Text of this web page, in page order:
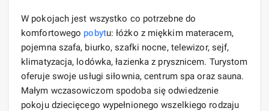
W pokojach jest wszystko co potrzebne do
komfortowego pobytu: łóżko z miękkim materacem,
pojemna szafa, biurko, szafki nocne, telewizor, sejf,
klimatyzacja, lodówka, łazienka z prysznicem. Turystom
oferuje swoje usługi siłownia, centrum spa oraz sauna.
Małym wczasowiczom spodoba się odwiedzenie
pokoju dziecięcego wypełnionego wszelkiego rodzaju